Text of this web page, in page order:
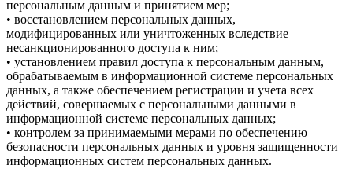
персональным данным и принятием мер;
• восстановлением персональных данных,
модифицированных или уничтоженных вследствие
несанкционированного доступа к ним;
• установлением правил доступа к персональным данным,
обрабатываемым в информационной системе персональных
данных, а также обеспечением регистрации и учета всех
действий, совершаемых с персональными данными в
информационной системе персональных данных;
• контролем за принимаемыми мерами по обеспечению
безопасности персональных данных и уровня защищенности
информационных систем персональных данных.